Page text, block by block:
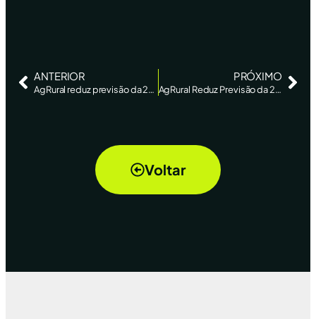
ANTERIOR
AgRural reduz previsão da 2ª safra de milho do Brasil
PRÓXIMO
AgRural Reduz Previsão da 2ª Safra de Milho do Brasil
Voltar